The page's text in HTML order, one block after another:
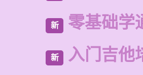
新 零基础学
新 入门吉他